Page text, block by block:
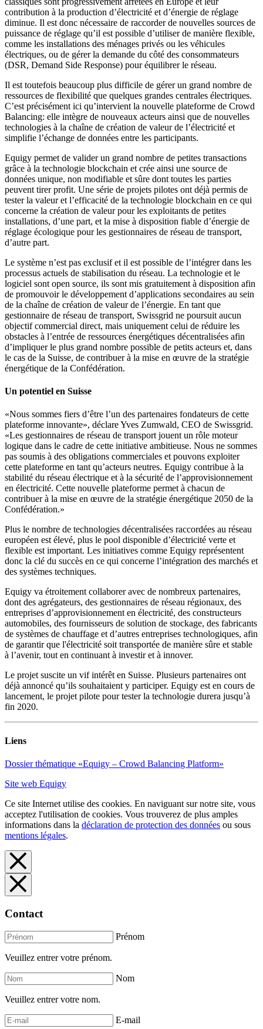
contribution à la production d’électricité et d’énergie de réglage
diminue. Il est donc nécessaire de raccorder de nouvelles sources de
puissance de réglage qu’il est possible d’utiliser de manière flexible,
comme les installations des ménages privés ou les véhicules
électriques, ou de gérer la demande du côté des consommateurs
(DSR, Demand Side Response) pour équilibrer le réseau.
Il est toutefois beaucoup plus difficile de gérer un grand nombre de
ressources de flexibilité que quelques grandes centrales électriques.
C’est précisément ici qu’intervient la nouvelle plateforme de Crowd
Balancing: elle intègre de nouveaux acteurs ainsi que de nouvelles
technologies à la chaîne de création de valeur de l’électricité et
simplifie l’échange de données entre les participants.
Equigy permet de valider un grand nombre de petites transactions
grâce à la technologie blockchain et crée ainsi une source de
données unique, non modifiable et sûre dont toutes les parties
peuvent tirer profit. Une série de projets pilotes ont déjà permis de
tester la valeur et l’efficacité de la technologie blockchain en ce qui
concerne la création de valeur pour les exploitants de petites
installations, d’une part, et la mise à disposition fiable d’énergie de
réglage écologique pour les gestionnaires de réseau de transport,
d’autre part.
Le système n’est pas exclusif et il est possible de l’intégrer dans les
processus actuels de stabilisation du réseau. La technologie et le
logiciel sont open source, ils sont mis gratuitement à disposition afin
de promouvoir le développement d’applications secondaires au sein
de la chaîne de création de valeur de l’énergie. En tant que
gestionnaire de réseau de transport, Swissgrid ne poursuit aucun
objectif commercial direct, mais uniquement celui de réduire les
obstacles à l’entrée de ressources énergétiques décentralisées afin
d’impliquer le plus grand nombre possible de petits acteurs et, dans
le cas de la Suisse, de contribuer à la mise en œuvre de la stratégie
énergétique de la Confédération.
Un potentiel en Suisse
«Nous sommes fiers d’être l’un des partenaires fondateurs de cette
plateforme innovante», déclare Yves Zumwald, CEO de Swissgrid.
«Les gestionnaires de réseau de transport jouent un rôle moteur
logique dans le cadre de cette initiative ambitieuse. Nous ne sommes
pas soumis à des obligations commerciales et pouvons exploiter
cette plateforme en tant qu’acteurs neutres. Equigy contribue à la
stabilité du réseau électrique et à la sécurité de l’approvisionnement
en électricité. Cette nouvelle plateforme permet à chacun de
contribuer à la mise en œuvre de la stratégie énergétique 2050 de la
Confédération.»
Plus le nombre de technologies décentralisées raccordées au réseau
européen est élevé, plus le pool disponible d’électricité verte et
flexible est important. Les initiatives comme Equigy représentent
donc la clé du succès en ce qui concerne l’intégration des marchés et
des systèmes techniques.
Equigy va étroitement collaborer avec de nombreux partenaires,
dont des agrégateurs, des gestionnaires de réseau régionaux, des
entreprises d’approvisionnement en électricité, des constructeurs
automobiles, des fournisseurs de solution de stockage, des fabricants
de systèmes de chauffage et d’autres entreprises technologiques, afin
de garantir que l'électricité soit transportée de manière sûre et stable
à l’avenir, tout en continuant à investir et à innover.
Le projet suscite un vif intérêt en Suisse. Plusieurs partenaires ont
déjà annoncé qu’ils souhaitaient y participer. Equigy est en cours de
lancement, le projet pilote pour tester la technologie durera jusqu’à
fin 2020.
Liens
Dossier thématique «Equigy – Crowd Balancing Platform»
Site web Equigy
Ce site Internet utilise des cookies. En naviguant sur notre site, vous
acceptez l'utilisation de cookies. Vous trouverez de plus amples
informations dans la déclaration de protection des données ou sous
mentions légales.
Contact
Prénom
Veuillez entrer votre prénom.
Nom
Veuillez entrer votre nom.
E-mail